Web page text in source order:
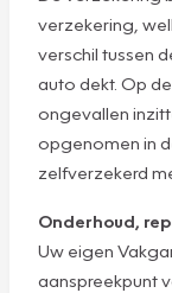
verzekering,
verschil tussen
auto dekt. Op
ongevallen
opgenomen in
zelfverzekerd
Onderhoud,
Uw eigen
aanspreekpunt